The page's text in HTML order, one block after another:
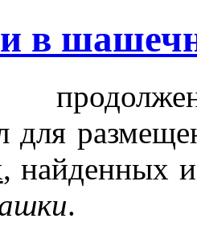
в
для
, найденных
.